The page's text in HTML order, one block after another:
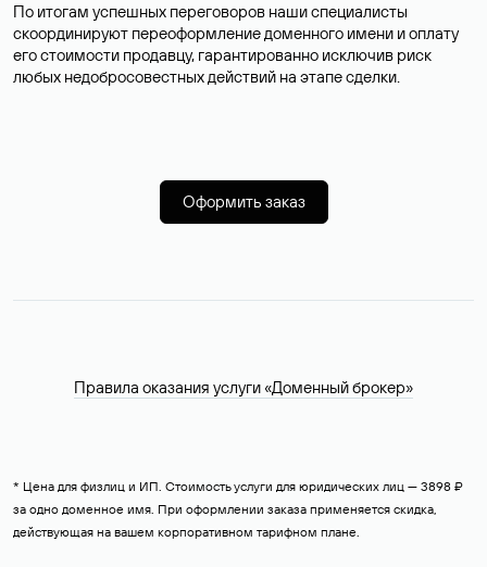
По итогам успешных переговоров наши специалисты
скоординируют переоформление доменного имени и оплату
его стоимости продавцу, гарантированно исключив риск
любых недобросовестных действий на этапе сделки.
Оформить заказ
Правила оказания услуги «Доменный брокер»
* Цена для физлиц и ИП. Стоимость услуги для юридических лиц — 3898 ₽
за одно доменное имя. При оформлении заказа применяется скидка,
действующая на вашем корпоративном тарифном плане.